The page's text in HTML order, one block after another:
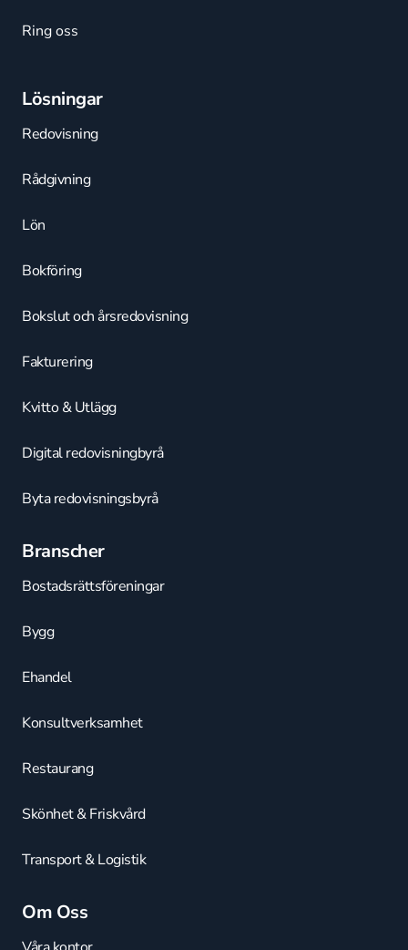
Ring oss
Lösningar
Redovisning
Rådgivning
Lön
Bokföring
Bokslut och årsredovisning
Fakturering
Kvitto & Utlägg
Digital redovisningbyrå
Byta redovisningsbyrå
Branscher
Bostadsrättsföreningar
Bygg
Ehandel
Konsultverksamhet
Restaurang
Skönhet & Friskvård
Transport & Logistik
Om Oss